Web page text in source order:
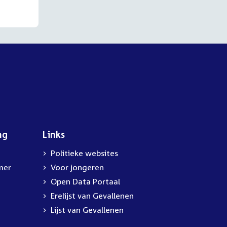
Links
Politieke websites
Voor jongeren
Open Data Portaal
Erelijst van Gevallenen
Lijst van Gevallenen